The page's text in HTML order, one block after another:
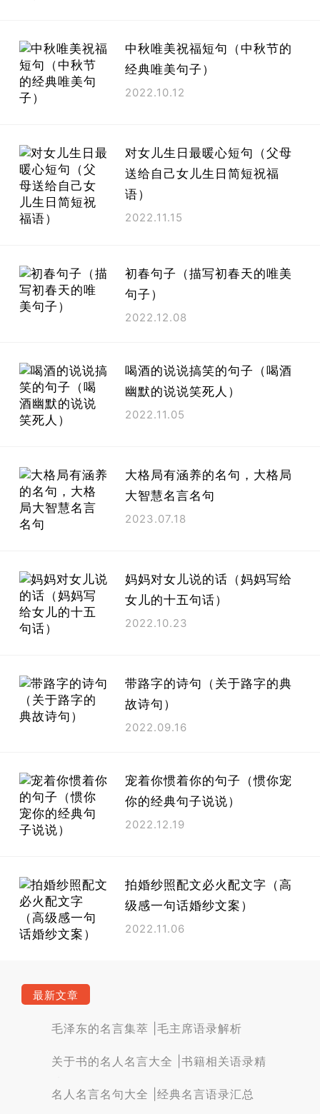
中秋唯美祝福短句（中秋节的
经典唯美句子）
2022.10.12
对女儿生日最暖心短句（父母
送给自己女儿生日简短祝福
语）
2022.11.15
初春句子（描写初春天的唯美
句子）
2022.12.08
喝酒的说说搞笑的句子（喝酒
幽默的说说笑死人）
2022.11.05
大格局有涵养的名句，大格局
大智慧名言名句
2023.07.18
妈妈对女儿说的话（妈妈写给
女儿的十五句话）
2022.10.23
带路字的诗句（关于路字的典
故诗句）
2022.09.16
宠着你惯着你的句子（惯你宠
你的经典句子说说）
2022.12.19
拍婚纱照配文必火配文字（高
级感一句话婚纱文案）
2022.11.06
最新文章
毛泽东的名言集萃 |毛主席语录解析
关于书的名人名言大全 |书籍相关语录精
名人名言名句大全 |经典名言语录汇总